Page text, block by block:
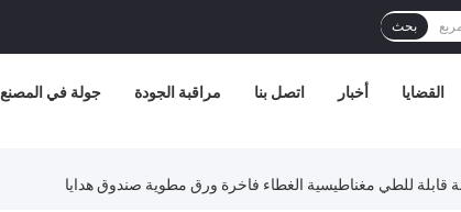
بحث
جولة في المصنع مراقبة الجودة اتصل بنا أخبار القضايا
للطي مغناطيسية الغطاء فاخرة ورق مطوية صندوق هدايا